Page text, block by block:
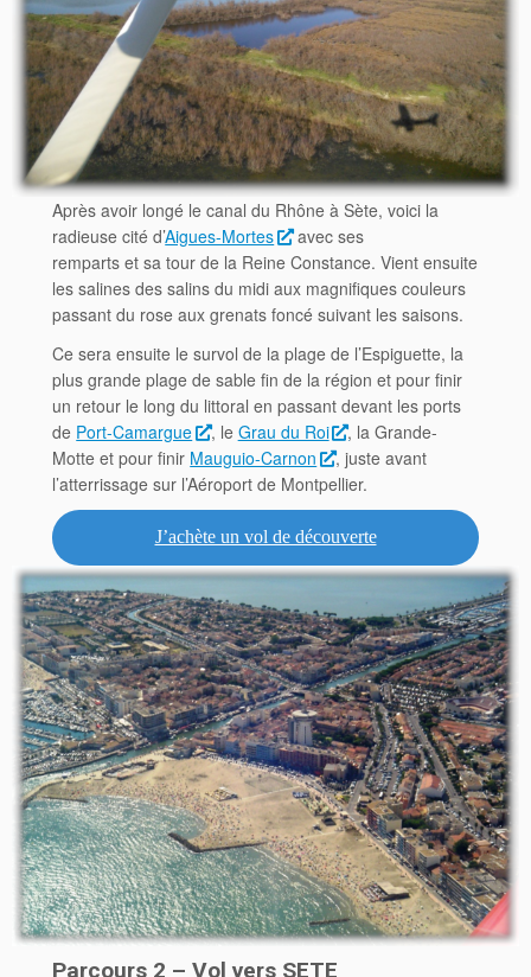
Après avoir longé le canal du Rhône à Sète, voici la
radieuse cité d’Aigues-Mortes
avec ses
remparts et sa tour de la Reine Constance. Vient ensuite
les salines des salins du midi aux magnifiques couleurs
passant du rose aux grenats foncé suivant les saisons.
Ce sera ensuite le survol de la plage de l’Espiguette, la
plus grande plage de sable fin de la région et pour finir
un retour le long du littoral en passant devant les ports
de Port-Camargue , le Grau du Roi
, la Grande-
Motte et pour finir Mauguio-Carnon
, juste avant
l’atterrissage sur l’Aéroport de Montpellier.
J’achète un vol de découverte
Parcours 2 – Vol vers SETE